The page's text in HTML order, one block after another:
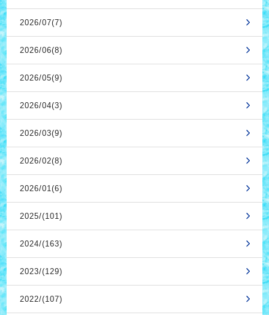
2026/07(7)
2026/06(8)
2026/05(9)
2026/04(3)
2026/03(9)
2026/02(8)
2026/01(6)
2025/(101)
2024/(163)
2023/(129)
2022/(107)